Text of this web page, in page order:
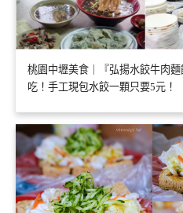
桃園中壢美食｜『弘揚水餃牛肉
吃！手工現包水餃一顆只要5元！